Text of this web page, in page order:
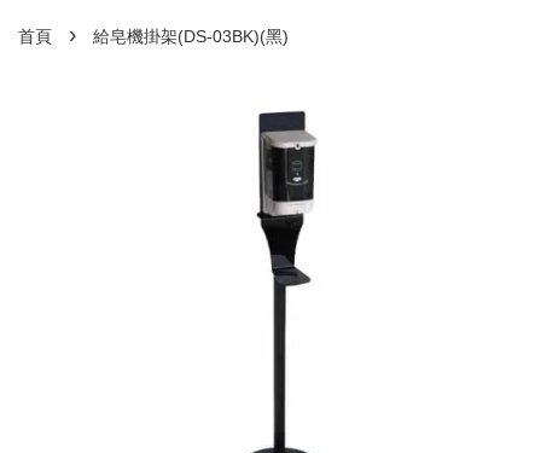
首頁 › 給皂機掛架(DS-03BK)(黑)